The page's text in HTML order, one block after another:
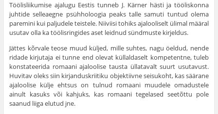
Töölisliikumise ajalugu Eestis tunneb J. Kärner hästi ja tööliskonna
juhtide selleaegne psühholoogia peaks talle samuti tuntud olema
paremini kui paljudele teistele. Niiviisi tohiks ajalooliselt ülimal määral
usutav olla ka töölisringides aset leidnud sündmuste kirjeldus.
Jättes kõrvale teose muud küljed, mille suhtes, nagu öeldud, nende
ridade kirjutaja ei tunne end olevat küllaldaselt kompetentne, tuleb
konstateerida romaani ajaloolise tausta üllatavalt suurt usutavust.
Huvitav oleks siin kirjanduskriitiku objektiivne seisukoht, kas säärane
ajaloolise külje ehtsus on tulnud romaani muudele omadustele
ainult kasuks või kahjuks, kas romaani tegelased seetõttu pole
saanud liiga elutud jne.